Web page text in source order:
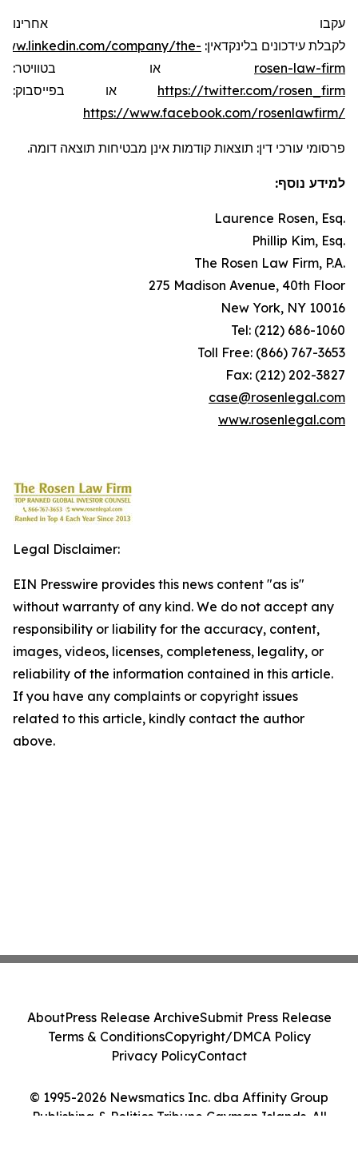
עקבו אחרינו
לקבלת עידכונים בלינקדאין: company/the-
rosen-law-firm או בטוויטר:
https://twitter.com/rosen_firm או בפייסבוק:
https://www.facebook.com/rosenlawfirm/
פרסומי עורכי דין: תוצאות קודמות אינן מבטיחות תוצאה דומה.
למידע נוסף:
Laurence Rosen, Esq.
Phillip Kim, Esq.
The Rosen Law Firm, P.A.
275 Madison Avenue, 40th Floor
New York, NY 10016
Tel: (212) 686-1060
Toll Free: (866) 767-3653
Fax: (212) 202-3827
case@rosenlegal.com
www.rosenlegal.com
Legal Disclaimer:
EIN Presswire provides this news content "as is"
without warranty of any kind. We do not accept any
responsibility or liability for the accuracy, content,
images, videos, licenses, completeness, legality, or
reliability of the information contained in this article.
If you have any complaints or copyright issues
related to this article, kindly contact the author
above.
© 1995-2026 Newsmatics Inc. dba Affinity Group
Publishing & Politics Tribune Cayman Islands. All
AboutPress Release ArchiveSubmit Press Release
Terms & ConditionsCopyright/DMCA Policy
Privacy PolicyContact